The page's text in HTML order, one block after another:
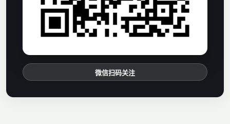
微信扫码关注